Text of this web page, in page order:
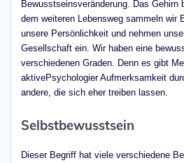
Bewusstseinsveränderung. Das
dem weiteren Lebensweg sammeln wir
unsere Persönlichkeit und nehmen
Gesellschaft ein. Wir haben eine
verschiedenen Graden. Denn es gibt
aktivePsychologier Aufmerksamkeit
andere, die sich eher treiben lassen.
Selbstbewusstsein
Dieser Begriff hat viele verschiedene